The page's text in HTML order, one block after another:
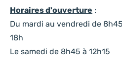
Horaires d'ouverture :
Du mardi au vendredi de
18h
Le samedi de 8h45 à 12h15